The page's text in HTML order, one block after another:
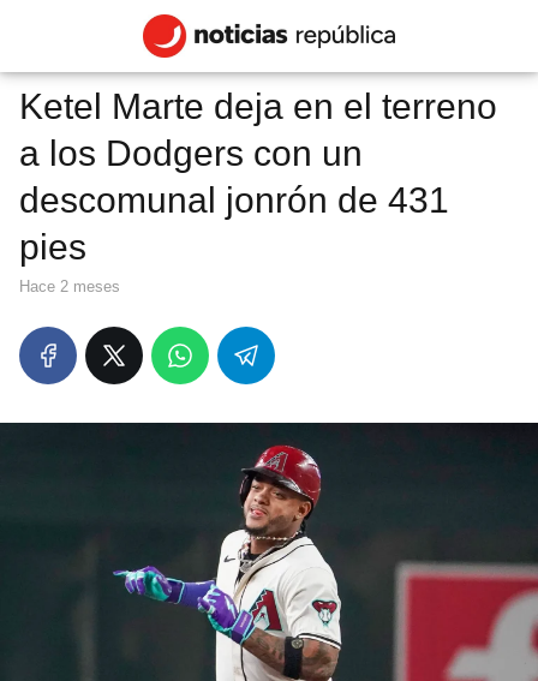
Ketel Marte deja en el terreno
a los Dodgers con un
descomunal jonrón de 431
pies
hace 2 meses